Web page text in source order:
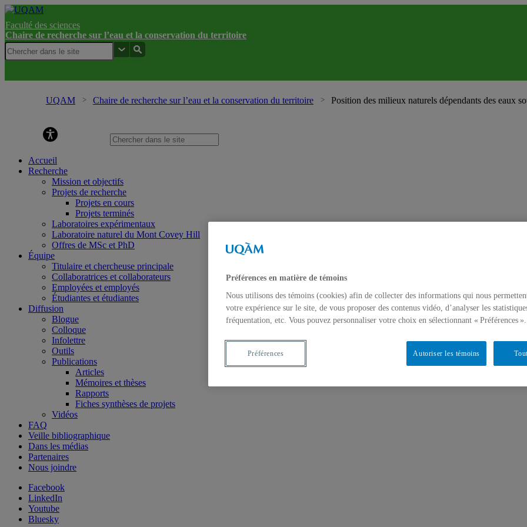
Faculté des sciences
Chaire de recherche sur l’eau et la conservation du territoire
UQAM Chaire de recherche sur l’eau et la conservation du territoire Position des milieux naturels dépendants des eaux
Accueil
Recherche
Mission et objectifs
Projets de recherche
Projets en cours
Projets terminés
Laboratoires expérimentaux
Laboratoire naturel du Mont Covey Hill
Offres de MSc et PhD
Équipe
Titulaire et chercheuse principale
Collaboratrices et collaborateurs
Employées et employés
Étudiantes et étudiantes
Diffusion
Blogue
Colloque
Infolettre
Outils
Publications
Articles
Mémoires et thèses
Rapports
Fiches synthèses de projets
Vidéos
FAQ
Veille bibliographique
Dans les médias
Partenaires
Nous joindre
Facebook
LinkedIn
Youtube
Bluesky
Préférences en matière de témoins
Nous utilisons des témoins (cookies) afin de collecter des informations qui nous
votre expérience sur le site, de vous proposer des contenus vidéo, d’analyser les
fréquentation, etc. Vous pouvez personnaliser votre choix en sélectionnant « Préférences ».
Autoriser les témoins
Préférences